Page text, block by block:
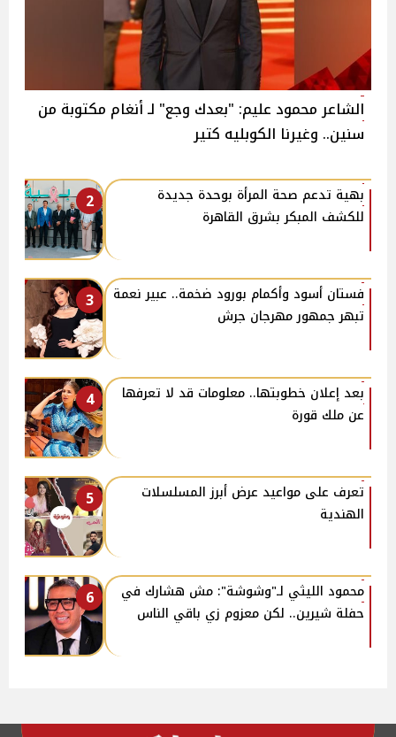
الشاعر محمود عليم: "بعدك وجع" لـ أنغام مكتوبة من
سنين.. وغيرنا الكوبليه كتير
2
بهية تدعم صحة المرأة بوحدة جديدة
للكشف المبكر بشرق القاهرة
3
فستان أسود وأكمام بورود ضخمة.. عبير نعمة
تبهر جمهور مهرجان جرش
4
بعد إعلان خطوبتها.. معلومات قد لا تعرفها
عن ملك قورة
5
تعرف على مواعيد عرض أبرز المسلسلات
الهندية
6
محمود الليثي لـ"وشوشة": مش هشارك في
حفلة شيرين.. لكن معزوم زي باقي الناس